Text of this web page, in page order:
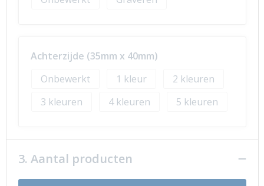
Achterzijde (35mm x 40mm)
Onbewerkt
1
2
3
4 5
3. Aantal producten